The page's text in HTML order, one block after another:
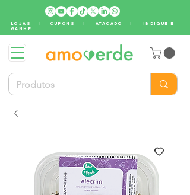
LOJAS | CUPONS |ATACADO | INDIQUE E
GANHE